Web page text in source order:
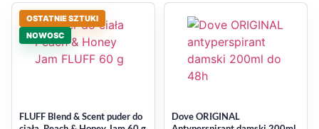
OSTATNIE SZTUKI
NOWOSC
FLUFF Blend & Scent puder do
Dove ORIGINAL